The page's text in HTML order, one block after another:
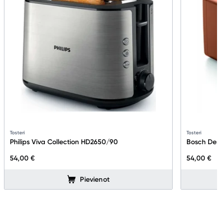
Tosteri
Philips Viva Collection HD2650/90
54,00 €
Pievienot
Tosteri
Bosch
54,00 €